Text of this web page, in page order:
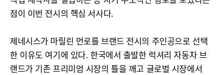
점이 이번 전시의 핵심 서사다.
제네시스가 마릴린 먼로를 브랜드 전시의 주인공으로 선택
한 이유도 여기에 있다. 한국에서 출발한 럭셔리 자동차 브
랜드가 기존 프리미엄 시장의 틀을 깨고 글로벌 시장에서